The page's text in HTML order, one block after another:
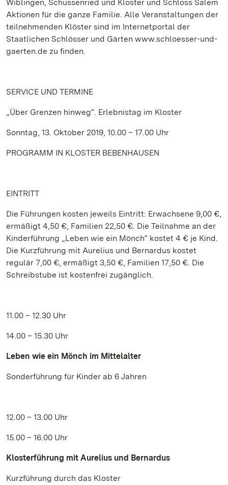
Wiblingen, Schussenried und Kloster und Schloss Salem
Aktionen für die ganze Familie. Alle Veranstaltungen der
teilnehmenden Klöster sind im Internetportal der
Staatlichen Schlösser und Gärten www.schloesser-und-
gaerten.de zu finden.
SERVICE UND TERMINE
„Über Grenzen hinweg“. Erlebnistag im Kloster
Sonntag, 13. Oktober 2019, 10.00 – 17.00 Uhr
PROGRAMM IN KLOSTER BEBENHAUSEN
EINTRITT
Die Führungen kosten jeweils Eintritt: Erwachsene 9,00 €,
ermäßigt 4,50 €, Familien 22,50 €. Die Teilnahme an der
Kinderführung „Leben wie ein Mönch“ kostet 4 € je Kind.
Die Kurzführung mit Aurelius und Bernardus kostet
regulär 7,00 €, ermäßigt 3,50 €, Familien 17,50 €. Die
Schreibstube ist kostenfrei zugänglich.
11.00 – 12.30 Uhr
14.00 – 15.30 Uhr
Leben wie ein Mönch im Mittelalter
Sonderführung für Kinder ab 6 Jahren
12.00 – 13.00 Uhr
15.00 – 16.00 Uhr
Klosterführung mit Aurelius und Bernardus
Kurzführung durch das Kloster